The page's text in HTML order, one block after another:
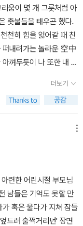
움이 몇 개 그릇처럼 아
촛불들을 태우곤 했다.
천히 힘을 잃어갈 때 친
떠내려가는 놀라운 空中
껴두듯이 나 또한 내 지
나는 끝끝내 포도밭을
더보기
련한 어린시절 부모님
남들은 기억도 못할 만
혹은 울다가 지쳐 잠들
드려 훌쩍거리던' 장면